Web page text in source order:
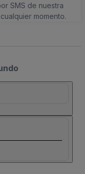
SMS de nuestra
momento.